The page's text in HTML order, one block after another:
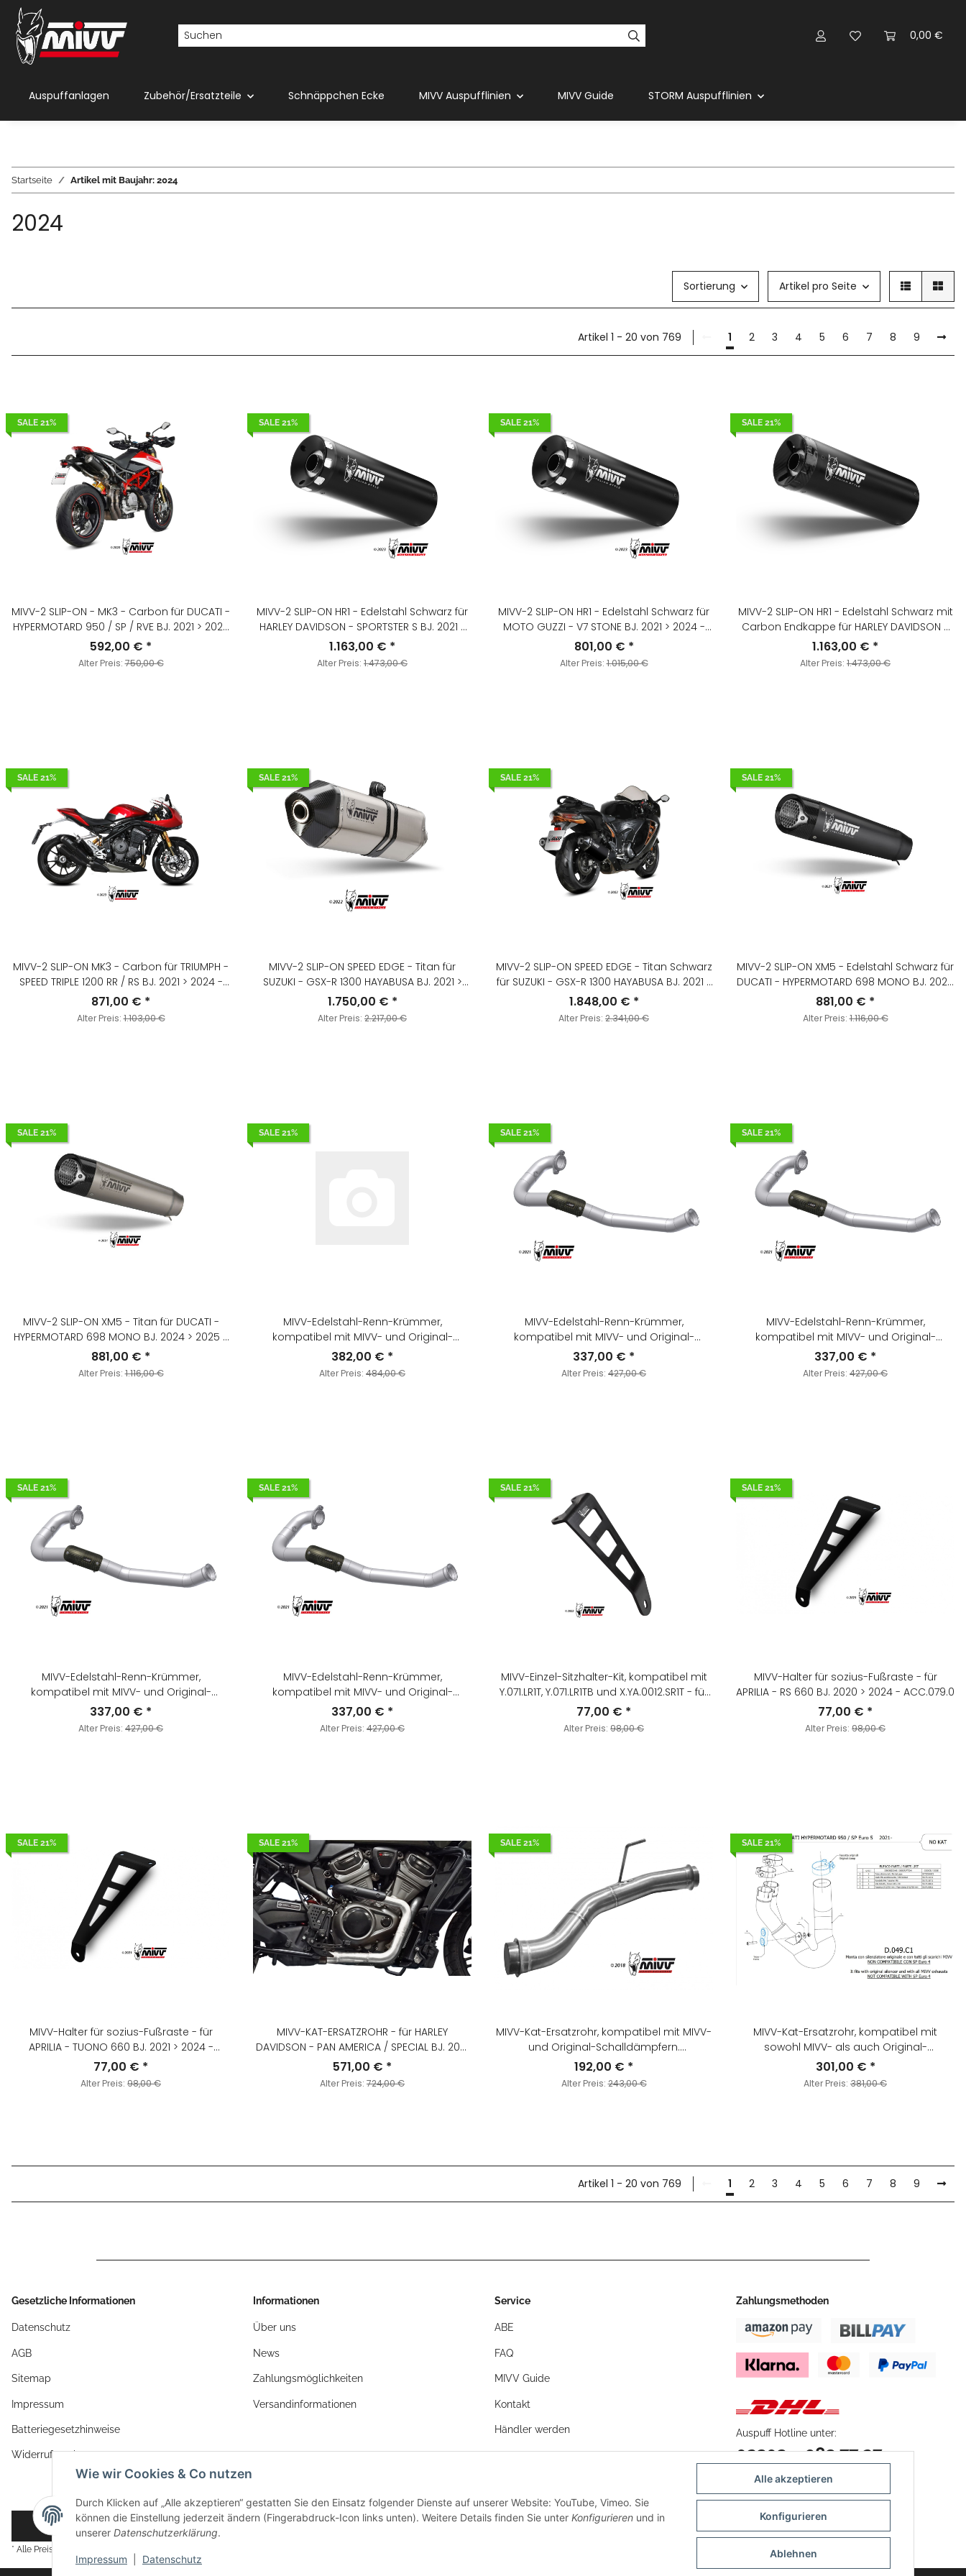
Alle akzeptieren
Konfigurieren
Ablehnen
Wie wir Cookies & Co nutzen
Durch Klicken auf „Alle akzeptieren“ gestatten Sie den Einsatz folgender Dienste auf unserer Website: YouTube, Vimeo. Sie
können die Einstellung jederzeit ändern (Fingerabdruck-Icon links unten). Weitere Details finden Sie unter Konfigurieren und in
unserer Datenschutzerklärung.
Impressum Datenschutz
0,00 €
Auspuffanlagen Zubehör/Ersatzteile Schnäppchen Ecke MIVV Auspufflinien MIVV Guide STORM Auspufflinien
Startseite Artikel mit Baujahr: 2024
2024
Sortierung Artikel pro Seite
Artikel 1 - 20 von 769 1 2 3 4 5 6 7 8 9
SALE 21%
MIVV-2 SLIP-ON - MK3 - Carbon für DUCATI -
HYPERMOTARD 950 / SP / RVE BJ. 2021 > 2025
- D.049.SM3C
592,00 € *
Alter Preis:750,00 €
SALE 21%
MIVV-2 SLIP-ON HR1 - Edelstahl Schwarz für
HARLEY DAVIDSON - SPORTSTER S BJ. 2021 >
2024 - HD.004.LH1BA
1.163,00 € *
Alter Preis: 1.473,00 €
SALE 21%
MIVV-2 SLIP-ON HR1 - Edelstahl Schwarz für
MOTO GUZZI - V7 STONE BJ. 2021 > 2024 -
M.014.LH1BA
801,00 € *
Alter Preis:1.015,00 €
SALE 21%
MIVV-2 SLIP-ON HR1 - Edelstahl Schwarz mit
Carbon Endkappe für HARLEY DAVIDSON -
SPORTSTER S BJ. 2021 > 2024 - HD.004.LH1BC
1.163,00 € *
Alter Preis: 1.473,00 €
SALE 21%
MIVV-2 SLIP-ON MK3 - Carbon für TRIUMPH -
SPEED TRIPLE 1200 RR / RS BJ. 2021 > 2024 -
T.025.LM3C
871,00 € *
Alter Preis:1.103,00 €
SALE 21%
MIVV-2 SLIP-ON SPEED EDGE - Titan für
SUZUKI - GSX-R 1300 HAYABUSA BJ. 2021 >
2025 - S.060.LRT
1.750,00 € *
Alter Preis: 2.217,00 €
SALE 21%
MIVV-2 SLIP-ON SPEED EDGE - Titan Schwarz
für SUZUKI - GSX-R 1300 HAYABUSA BJ. 2021 >
2025 - S.060.LRTB
1.848,00 € *
Alter Preis: 2.341,00 €
SALE 21%
MIVV-2 SLIP-ON XM5 - Edelstahl Schwarz für
DUCATI - HYPERMOTARD 698 MONO BJ. 2024
> 2025 - D.055.LC5B
881,00 € *
Alter Preis:1.116,00 €
SALE 21%
MIVV-2 SLIP-ON XM5 - Titan für DUCATI -
HYPERMOTARD 698 MONO BJ. 2024 > 2025 -
D.055.LC5T
881,00 € *
Alter Preis:1.116,00 €
SALE 21%
MIVV-Edelstahl-Renn-Krümmer,
kompatibel mit MIVV- und Original-
Schalldämpfern - für HUSQVARNA - 701
ENDURO / SUPERMOTO BJ. 2021 > 2024 -
M.HU.010.C1
382,00 € *
Alter Preis: 484,00 €
SALE 21%
MIVV-Edelstahl-Renn-Krümmer,
kompatibel mit MIVV- und Original-
Schalldämpfern - für KTM - 690 ENDURO R
BJ. 2019 > 2020 - KT.023.C1
337,00 € *
Alter Preis: 427,00 €
SALE 21%
MIVV-Edelstahl-Renn-Krümmer,
kompatibel mit MIVV- und Original-
Schalldämpfern - für KTM - 690 ENDURO R
BJ. 2019 > 2020 - KT.023.C1
337,00 € *
Alter Preis: 427,00 €
SALE 21%
MIVV-Edelstahl-Renn-Krümmer,
kompatibel mit MIVV- und Original-
Schalldämpfern - für KTM - 690 SMC R BJ.
2019 > 2020 - KT.023.C1
337,00 € *
Alter Preis: 427,00 €
SALE 21%
MIVV-Edelstahl-Renn-Krümmer,
kompatibel mit MIVV- und Original-
Schalldämpfern - für KTM - 690 SMC R BJ.
2019 > 2020 - KT.023.C1
337,00 € *
Alter Preis: 427,00 €
SALE 21%
MIVV-Einzel-Sitzhalter-Kit, kompatibel mit
Y.071.LR1T, Y.071.LR1TB und X.YA.0012.SR1T - für
YAMAHA - YZF R7 BJ. 2022 > 2024 - ACC.081.0
77,00 € *
Alter Preis: 98,00 €
SALE 21%
MIVV-Halter für sozius-Fußraste - für
APRILIA - RS 660 BJ. 2020 > 2024 - ACC.079.0
77,00 € *
Alter Preis: 98,00 €
SALE 21%
MIVV-Halter für sozius-Fußraste - für
APRILIA - TUONO 660 BJ. 2021 > 2024 -
ACC.079.0
77,00 € *
Alter Preis: 98,00 €
SALE 21%
MIVV-KAT-ERSATZROHR - für HARLEY
DAVIDSON - PAN AMERICA / SPECIAL BJ. 2021
> 2024 - HD.003.C1
571,00 € *
Alter Preis: 724,00 €
SALE 21%
MIVV-Kat-Ersatzrohr, kompatibel mit MIVV-
und Original-Schalldämpfern.
Neuprogrammierung erforderlich. - für KTM
- 1290 SUPERDUKE GT BJ. 2016 > 2024 -
192,00 € *
Alter Preis:243,00 €
SALE 21%
MIVV-Kat-Ersatzrohr, kompatibel mit
sowohl MIVV- als auch Original-
Schalldämpfern. Neuprogrammierung
empfohlen. - für DUCATI - HYPERMOTARD
950 / SP / RVE BJ. 2021 > 2024 - D.049.C1
301,00 € *
Alter Preis: 381,00 €
Artikel 1 - 20 von 769 1 2 3 4 5 6 7 8 9
Gesetzliche Informationen
Datenschutz
AGB
Sitemap
Impressum
Batteriegesetzhinweise
Widerrufsrecht
Informationen
Über uns
News
Zahlungsmöglichkeiten
Versandinformationen
Service
ABE
FAQ
MIVV Guide
Kontakt
Händler werden
Zahlungsmethoden
Auspuff Hotline unter:
02303 – 983 77 27
Mo – Fr, 10:00 - 17:00 Uhr
Vertrag widerrufen
* Alle Preise inkl. gesetzlicher USt., zzgl.